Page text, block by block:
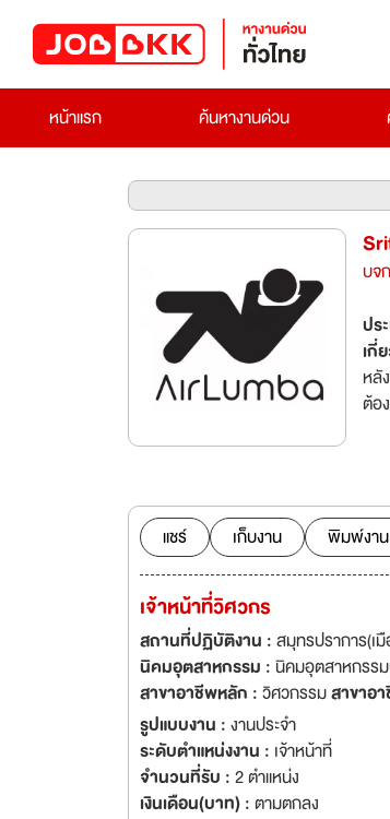
หน้าแรก
ค้นหางานด่วน
บจ
ปร
เกี่
หลั
ต้อ
แชร์ เก็บงาน พิมพ์งาน
เจ้าหน้าที่วิศวกร
สถานที่ปฏิบัติงาน :สมุทรปราการ(เ
นิคมอุตสาหกรรม :นิคมอุตสาหกรร
สาขาอาชีพหลัก :วิศวกรรมสาขาอ
รูปแบบงาน :งานประจำ
ระดับตำแหน่งงาน : เจ้าหน้าที่
จำนวนที่รับ :2 ตำแหน่ง
เงินเดือน(บาท) :ตามตกลง